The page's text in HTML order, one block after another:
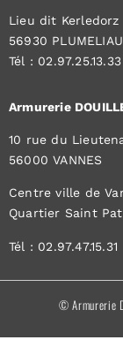
Lieu dit Kerledorz
56930 PLUMELIAU
Tél : 02.97.25.13.33
Armurerie
10 rue du
56000 VANNES
Centre ville de
Quartier Saint
Tél : 02.97.47.15.31
© Armurerie